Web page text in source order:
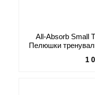
All-Absorb Small
Пелюшки
1